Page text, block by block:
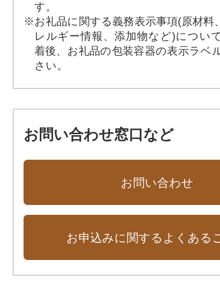
す。
※お礼品に関する義務表示事項(原材料
レルギー情報、添加物など)につい
着後、お礼品の包装容器の表示ラベ
さい。
お問い合わせ窓口など
お問い合わせ
お申込みに関するよくある